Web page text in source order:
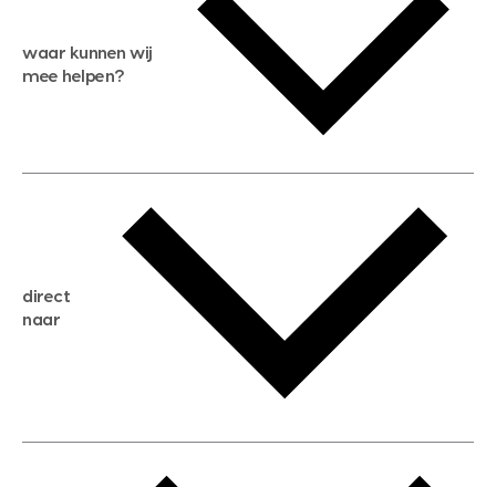
waar kunnen wij
mee helpen?
gratis zoekservice
huis verkopen
huis kopen
aankoopadvies
direct
naar